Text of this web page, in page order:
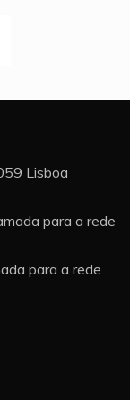
Lisboa
para a rede
para a rede